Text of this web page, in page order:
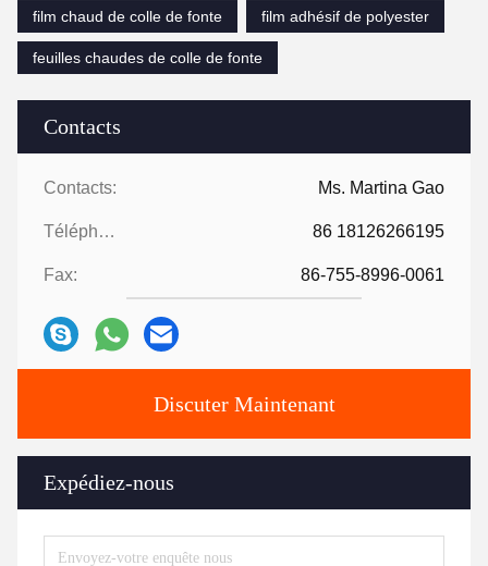
Contacts
Contacts: Ms. Martina Gao
Téléphone: 86 18126266195
Fax: 86-755-8996-0061
Discuter Maintenant
Expédiez-nous
film chaud de colle de fonte
film adhésif de polyester
feuilles chaudes de colle de fonte